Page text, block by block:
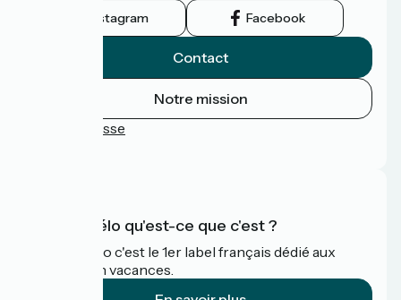
Instagram Facebook
Contact
Notre mission
Espace Presse
Accueil Vélo qu'est-ce que c'est ?
Accueil Vélo c'est le 1er label français dédié aux
cyclistes en vacances.